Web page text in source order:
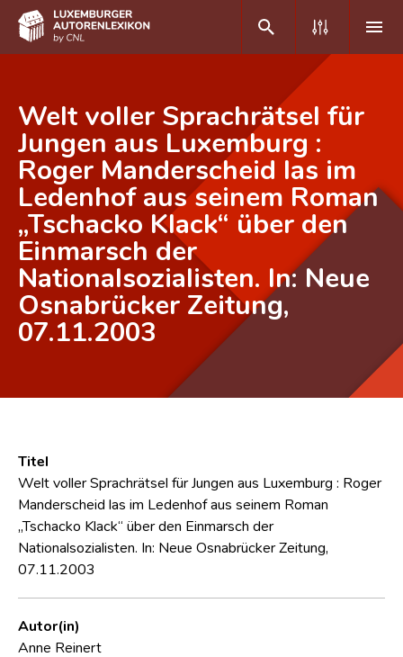
DE FR
Home
Autor(inn)en A-Z
Erweiterte Suche
Häufige Fragen und Antworten
CNL
Forschungsgruppe
Welt voller Sprachrätsel für
Jungen aus Luxemburg :
Roger Manderscheid las im
Ledenhof aus seinem Roman
„Tschacko Klack“ über den
Einmarsch der
Nationalsozialisten. In: Neue
Osnabrücker Zeitung,
07.11.2003
Titel
Welt voller Sprachrätsel für Jungen aus Luxemburg : Roger
Manderscheid las im Ledenhof aus seinem Roman
„Tschacko Klack“ über den Einmarsch der
Nationalsozialisten. In: Neue Osnabrücker Zeitung,
07.11.2003
Autor(in)
Anne Reinert